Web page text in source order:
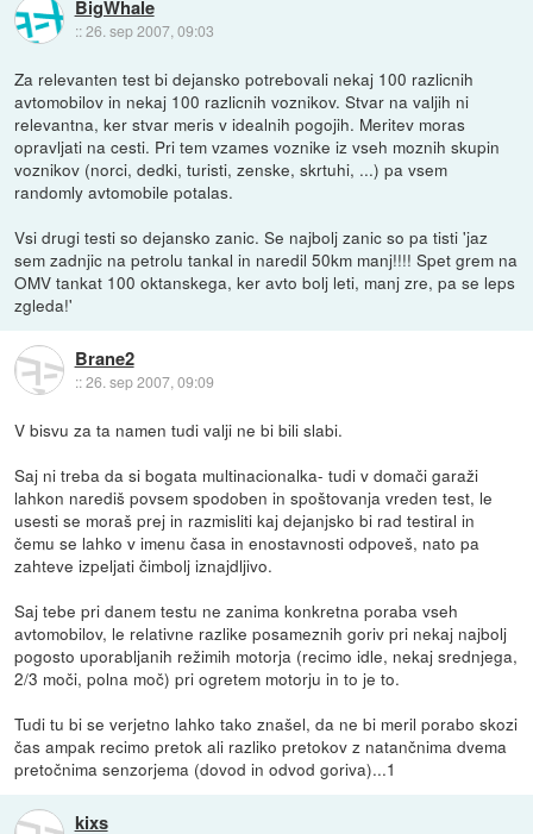
BigWhale
::26. sep 2007, 09:03
Za relevanten test bi dejansko potrebovali nekaj 100 razlicnih
avtomobilov in nekaj 100 razlicnih voznikov. Stvar na valjih ni
relevantna, ker stvar meris v idealnih pogojih. Meritev moras
opravljati na cesti. Pri tem vzames voznike iz vseh moznih skupin
voznikov (norci, dedki, turisti, zenske, skrtuhi, ...) pa vsem
randomly avtomobile potalas.
Vsi drugi testi so dejansko zanic. Se najbolj zanic so pa tisti 'jaz
sem zadnjic na petrolu tankal in naredil 50km manj!!!! Spet grem na
OMV tankat 100 oktanskega, ker avto bolj leti, manj zre, pa se leps
zgleda!'
Brane2
::26. sep 2007, 09:09
V bisvu za ta namen tudi valji ne bi bili slabi.
Saj ni treba da si bogata multinacionalka- tudi v domači garaži
lahkon narediš povsem spodoben in spoštovanja vreden test, le
usesti se moraš prej in razmisliti kaj dejanjsko bi rad testiral in
čemu se lahko v imenu časa in enostavnosti odpoveš, nato pa
zahteve izpeljati čimbolj iznajdljivo.
Saj tebe pri danem testu ne zanima konkretna poraba vseh
avtomobilov, le relativne razlike posameznih goriv pri nekaj najbolj
pogosto uporabljanih režimih motorja (recimo idle, nekaj srednjega,
2/3 moči, polna moč) pri ogretem motorju in to je to.
Tudi tu bi se verjetno lahko tako znašel, da ne bi meril porabo skozi
čas ampak recimo pretok ali razliko pretokov z natančnima dvema
pretočnima senzorjema (dovod in odvod goriva)...1
kixs